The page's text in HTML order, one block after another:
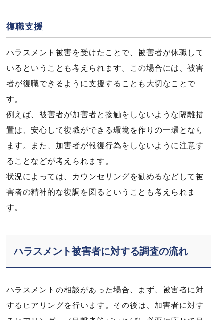
復職支援
ハラスメント被害を受けたことで、被害者が休職して
いるということも考えられます。この場合には、被害
者が復職できるように支援することも大切なことで
す。
例えば、被害者が加害者と接触をしないような隔離措
置は、安心して復職ができる環境を作りの一環となり
ます。また、加害者が報復行為をしないように注意す
ることなどが考えられます。
状況によっては、カウンセリングを勧めるなどして被
害者の精神的な復調を図るということも考えられま
す。
ハラスメント被害者に対する調査の流れ
ハラスメントの相談があった場合、まず、被害者に対
するヒアリングを行います。その後は、加害者に対す